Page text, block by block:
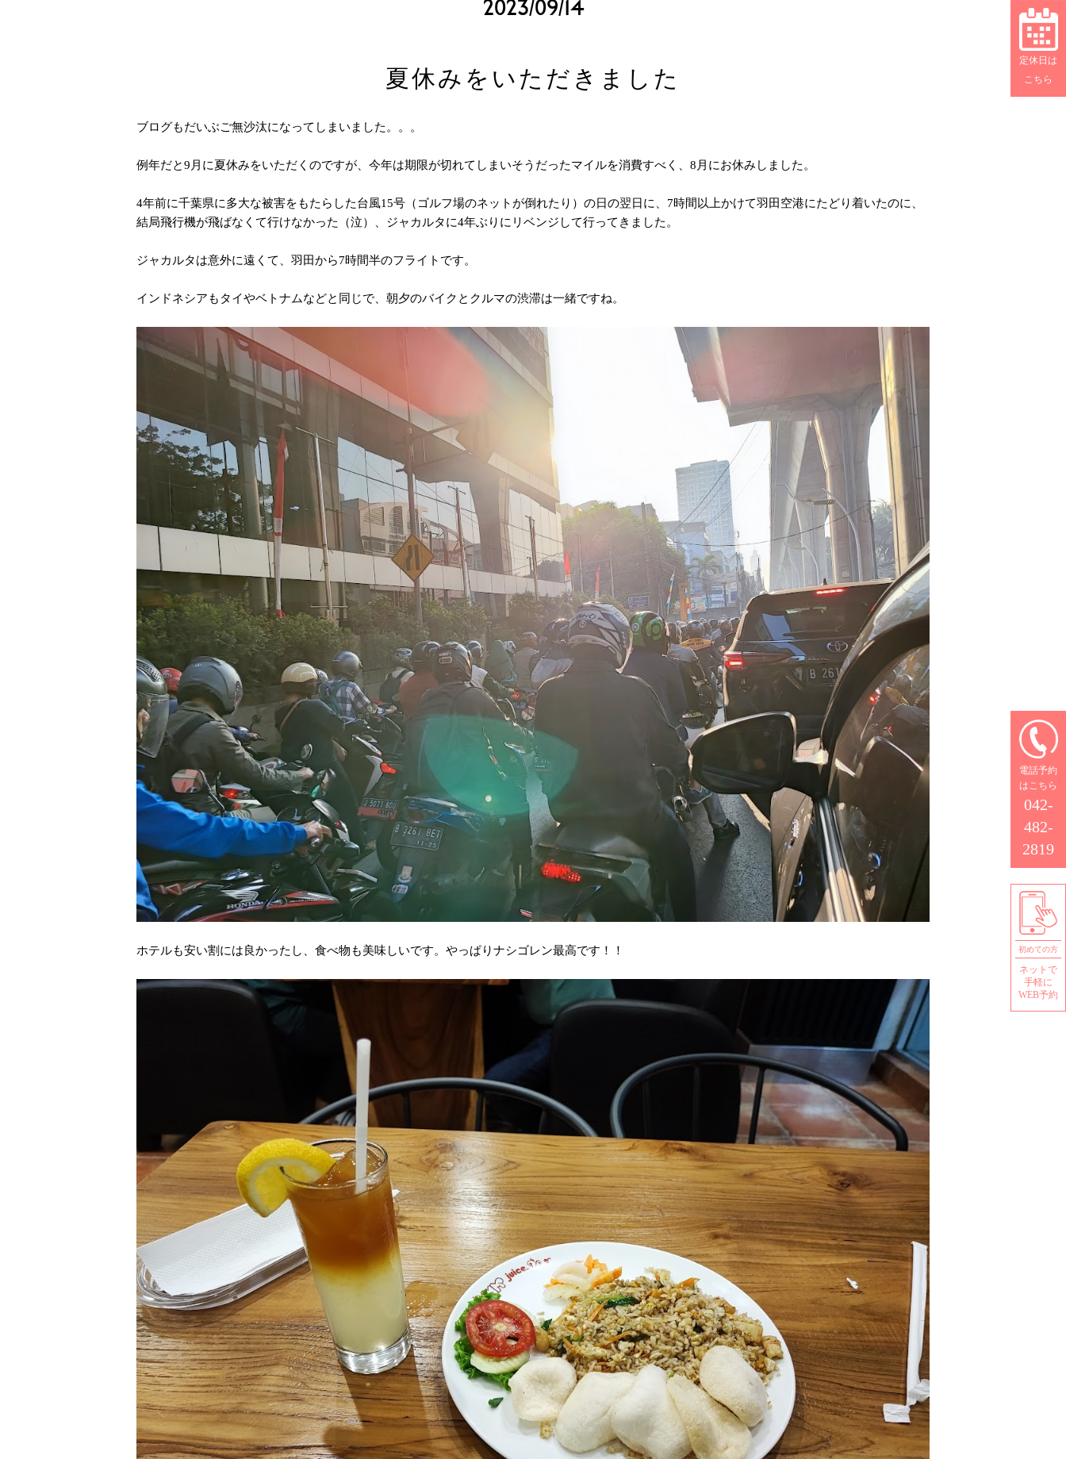
定休日は
こちら
2023/09/14
夏休みをいただきました
ブログもだいぶご無沙汰になってしまいました。。。
例年だと9月に夏休みをいただくのですが、今年は期限が切れてしまいそうだったマイルを消費すべく、8月にお休みしました。
4年前に千葉県に多大な被害をもたらした台風15号（ゴルフ場のネットが倒れたり）の日の翌日に、7時間以上かけて羽田空港にたどり着いたのに、
結局飛行機が飛ばなくて行けなかった（泣）、ジャカルタに4年ぶりにリベンジして行ってきました。
ジャカルタは意外に遠くて、羽田から7時間半のフライトです。
インドネシアもタイやベトナムなどと同じで、朝夕のバイクとクルマの渋滞は一緒ですね。
ホテルも安い割には良かったし、食べ物も美味しいです。やっぱりナシゴレン最高です！！
電話予約
はこちら
042-
482-
2819
初めての方
ネットで
手軽に
WEB予約